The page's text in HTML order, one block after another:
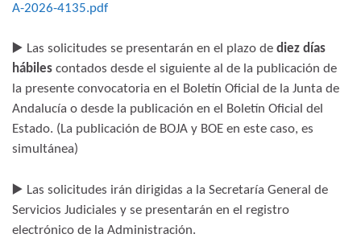
A-2026-4135.pdf
▶️ Las solicitudes se presentarán en el plazo de diez días
hábiles contados desde el siguiente al de la publicación de
la presente convocatoria en el Boletín Oficial de la Junta de
Andalucía o desde la publicación en el Boletín Oficial del
Estado. (La publicación de BOJA y BOE en este caso, es
simultánea)
▶️ Las solicitudes irán dirigidas a la Secretaría General de
Servicios Judiciales y se presentarán en el registro
electrónico de la Administración.